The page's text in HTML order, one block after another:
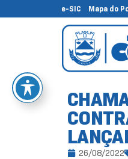
e-SIC Mapa do
26/08/2022